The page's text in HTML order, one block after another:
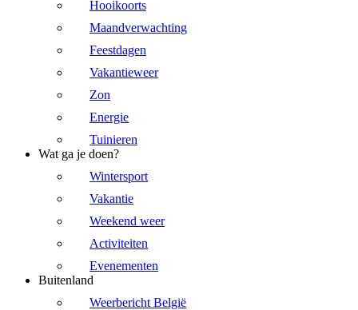
Hooikoorts
Maandverwachting
Feestdagen
Vakantieweer
Zon
Energie
Tuinieren
Wat ga je doen?
Wintersport
Vakantie
Weekend weer
Activiteiten
Evenementen
Buitenland
Weerbericht België